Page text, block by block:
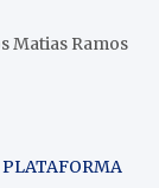
Matias Ramos